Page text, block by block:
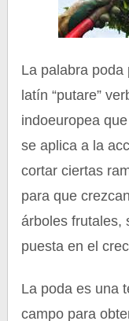
La palabra poda
latín “putare”
indoeuropea que
se aplica a la
cortar ciertas
para que
árboles frutales,
puesta en el
La poda es una
campo para